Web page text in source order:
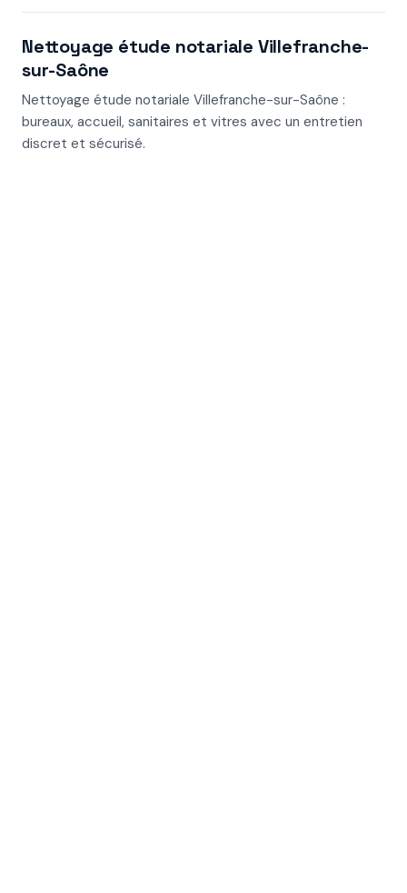
Nettoyage étude notariale Villefranche-
sur-Saône
Nettoyage étude notariale Villefranche-sur-Saône :
bureaux, accueil, sanitaires et vitres avec un entretien
discret et sécurisé.